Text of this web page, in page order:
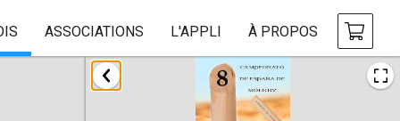
ASSOCIATIONS L'APPLI À PROPOS
janvier 2019